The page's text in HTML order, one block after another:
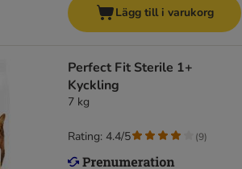
Lägg till i varukorg
Perfect Fit Sterile 1+
Kyckling
7 kg
Rating: 4.4/5 (9)